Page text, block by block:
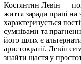
Костянтин Левін —
життя заради праці на
характеризується
сумнівами та
його шлях є
аристократії. Левін
знайти щастя у